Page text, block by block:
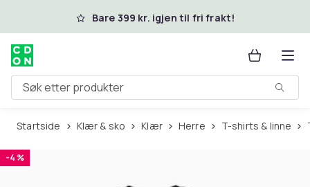
Hopp til hovedinnholdBare 399 kr. igjen til fri frakt!
Søk etter produkter
Startside Klær & sko Klær Herre T-shirts & linne
-4 %